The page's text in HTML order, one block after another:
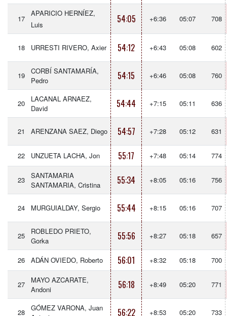
17
APARICIO HERNÍEZ,
Luis
54:05 +6:36 05:07 708
18 URRESTI RIVERO, Axier 54:12 +6:43 05:08 602
19
CORBÍ SANTAMARÍA,
Pedro
54:15 +6:46 05:08 760
20
LACANAL ARNAEZ,
David
54:44 +7:15 05:11 636
21 ARENZANA SAEZ, Diego 54:57 +7:28 05:12 631
22 UNZUETA LACHA, Jon 55:17 +7:48 05:14 774
23
SANTAMARIA
SANTAMARIA, Cristina
55:34 +8:05 05:16 756
24 MURGUIALDAY, Sergio 55:44 +8:15 05:16 707
25
ROBLEDO PRIETO,
Gorka
55:56 +8:27 05:18 657
26 ADÁN OVIEDO, Roberto 56:01 +8:32 05:18 700
27
MAYO AZCARATE,
Andoni
56:18 +8:49 05:20 771
28
GÓMEZ VARONA, Juan
56:22 +8:53 05:20 733